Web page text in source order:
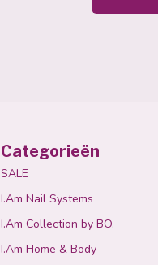
Categorieën
SALE
I.Am Nail Systems
I.Am Collection by BO.
I.Am Home & Body